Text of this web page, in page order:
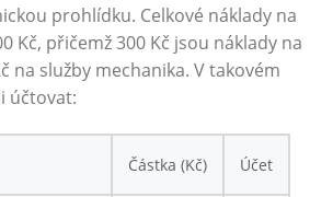
prohlídku. Celkové náklady na
Kč, přičemž 300 Kč jsou náklady na
na služby mechanika. V takovém
účtovat:
Částka (Kč) Účet